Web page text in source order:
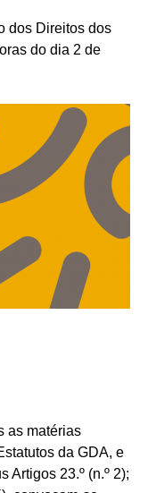
dos Direitos dos
do dia 2 de
as matérias
da GDA, e
Artigos 23.º (n.º 2);